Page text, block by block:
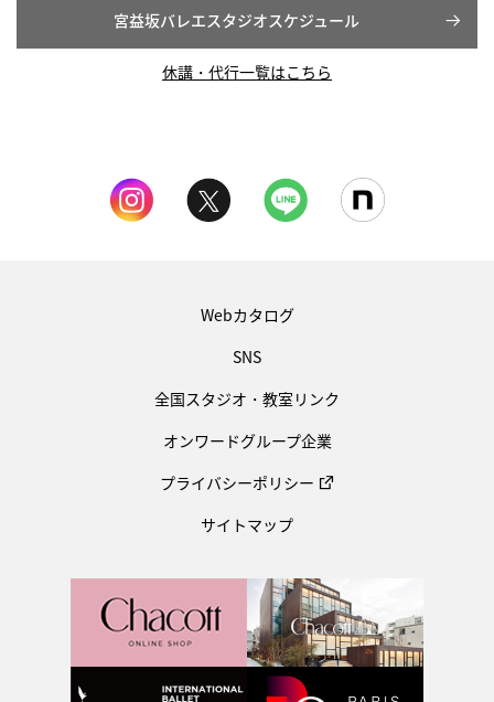
宮益坂バレエスタジオスケジュール
休講・代行一覧はこちら
Webカタログ
SNS
全国スタジオ・教室リンク
オンワードグループ企業
プライバシーポリシー
サイトマップ